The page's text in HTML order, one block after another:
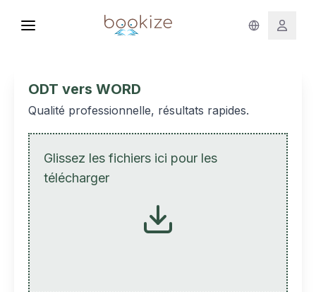
ODT vers WORD
Qualité professionnelle, résultats rapides.
Glissez les fichiers ici pour les
télécharger